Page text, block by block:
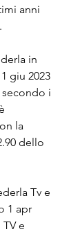
anni
in
giu 2023
i
la
dello
Tv e
1 apr
e